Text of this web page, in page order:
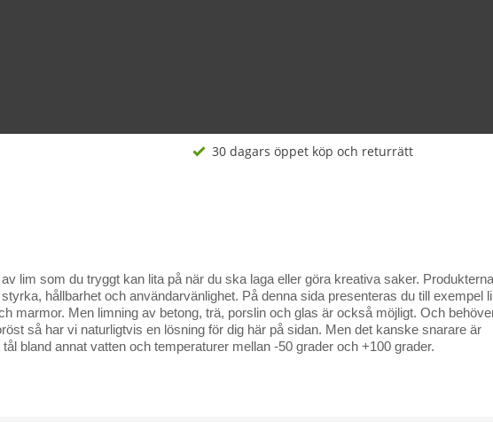
30 dagars öppet köp och returrätt
lim som du tryggt kan lita på när du ska laga eller göra kreativa saker.
hållbarhet och användarvänlighet. På denna sida presenteras du till exempel
marmor. Men limning av betong, trä, porslin och glas är också möjligt. Och
så har vi naturligtvis en lösning för dig här på sidan. Men det kanske snarare är
bland annat vatten och temperaturer mellan -50 grader och +100 grader.